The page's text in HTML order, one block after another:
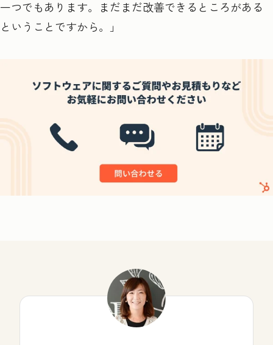
一つでもあります。まだまだ改善できるところがある
ということですから。」